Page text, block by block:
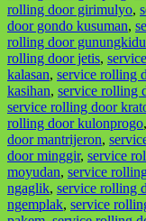
rolling door girimulyo,
door gondo kusuman,
rolling door
rolling door jetis,
kalasan, service rolling
kasihan, service rolling
service rolling door
rolling door kulonprogo,
door mantrijeron,
door minggir, service
moyudan, service
ngaglik, service rolling
ngemplak, service